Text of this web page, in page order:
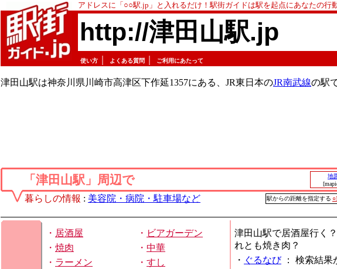
アドレスに「○○駅.jp」と入れるだけ！駅街ガイドは駅を起点にあなたの行
http://津田山駅.jp
使い方 よくある質問 ご利用にあたって
津田山駅は神奈川県川崎市高津区下作延1357にある、JR東日本のJR南武線の駅
「津田山駅」周辺で
地
暮らしの情報 : 美容院・病院・駐車場など 駅からの距離を指定する
・ 居酒屋 ・ ビアガーデン
・ 焼肉 ・ 中華
・ ラーメン ・ すし
津田山駅で居酒屋行く
れとも焼き肉？
・ ぐるなび： 検索結果